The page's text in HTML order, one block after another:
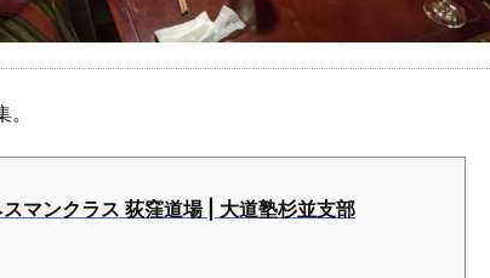
マンクラス 荻窪道場 | 大道塾杉並支部